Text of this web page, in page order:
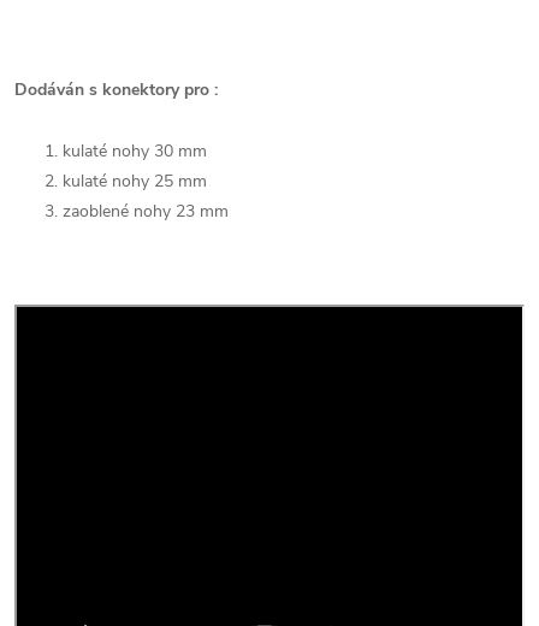
Dodáván s konektory pro :
kulaté nohy 30 mm
kulaté nohy 25 mm
zaoblené nohy 23 mm